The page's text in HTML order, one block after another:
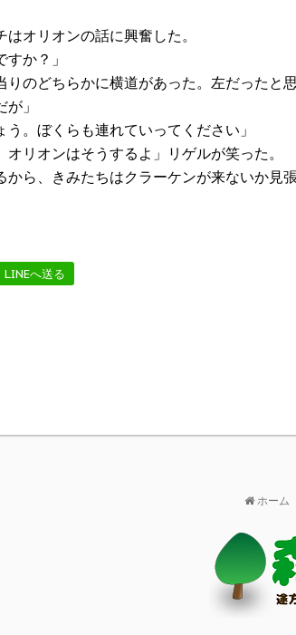
オリオンの話に興奮した。
か？」
りのどちらかに横道があった。左だったと
」
う。ぼくらも連れていってください」
オリオンはそうするよ」リゲルが笑った。
から、きみたちはクラーケンが来ないか見
LINEへ送る
ホーム